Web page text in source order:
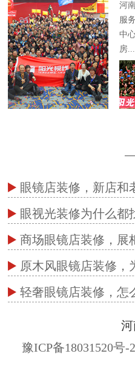
河
服
中
房...
眼镜店装修，新店
眼视光装修为什么都
商场眼镜店装修，
原木风眼镜店装修
轻奢眼镜店装修，
豫ICP备18031520号-2